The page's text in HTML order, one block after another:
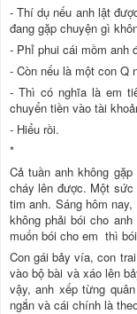
- Thí dụ nếu anh lật
đang gặp chuyện gì
- Phỉ phui cái mồm
- Còn nếu là một con Q
- Thì có nghĩa là em
chuyển tiền vào tài
- Hiểu rồi.
*
Cả tuần anh không
cháy lên được. Một sức
tim anh. Sáng hôm
không phải bói cho
muốn bói cho em thì
Con gái bảy vía, con
vào bộ bài và xáo lên
vậy, anh xếp từng
ngắn và cái chính là